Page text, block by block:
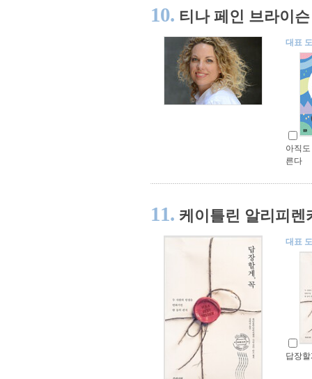
10. 티나 페인 브라이슨
대표
아직
른다
11. 케이틀린 알리피렌
대표
답장